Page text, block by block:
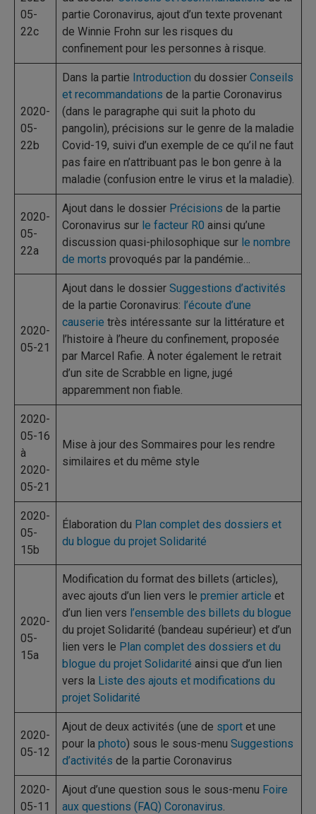
05-
22c
partie Coronavirus, ajout d’un texte provenant
de Winnie Frohn sur les risques du
confinement pour les personnes à risque.
2020-
05-
22b
Dans la partie Introduction du dossier Conseils
et recommandations de la partie Coronavirus
(dans le paragraphe qui suit la photo du
pangolin), précisions sur le genre de la maladie
Covid-19, suivi d’un exemple de ce qu’il ne faut
pas faire en n’attribuant pas le bon genre à la
maladie (confusion entre le virus et la maladie).
2020-
05-
22a
Ajout dans le dossier Précisions de la partie
Coronavirus sur le facteur R0 ainsi qu’une
discussion quasi-philosophique sur le nombre
de morts provoqués par la pandémie…
2020-
05-21
Ajout dans le dossier Suggestions d’activités
de la partie Coronavirus: l’écoute d’une
causerie très intéressante sur la littérature et
l’histoire à l’heure du confinement, proposée
par Marcel Rafie. À noter également le retrait
d’un site de Scrabble en ligne, jugé
apparemment non fiable.
2020-
05-16
à
2020-
05-21
Mise à jour des Sommaires pour les rendre
similaires et du même style
2020-
05-
15b
Élaboration du Plan complet des dossiers et
du blogue du projet Solidarité
2020-
05-
15a
Modification du format des billets (articles),
avec ajouts d’un lien vers le premier article et
d’un lien vers l’ensemble des billets du blogue
du projet Solidarité (bandeau supérieur) et d’un
lien vers le Plan complet des dossiers et du
blogue du projet Solidarité ainsi que d’un lien
vers la Liste des ajouts et modifications du
projet Solidarité
2020-
05-12
Ajout de deux activités (une de sport et une
pour la photo) sous le sous-menu Suggestions
d’activités de la partie Coronavirus
2020-
05-11
Ajout d’une question sous le sous-menu Foire
aux questions (FAQ) Coronavirus.